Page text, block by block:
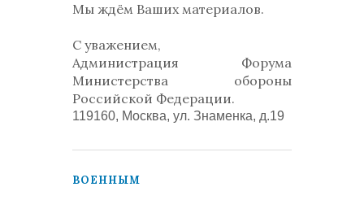
Мы ждём Ваших материалов.
С уважением,
Администрация Форума
Министерства обороны
Российской Федерации.
119160, Москва, ул. Знаменка, д.19
ВОЕННЫМ